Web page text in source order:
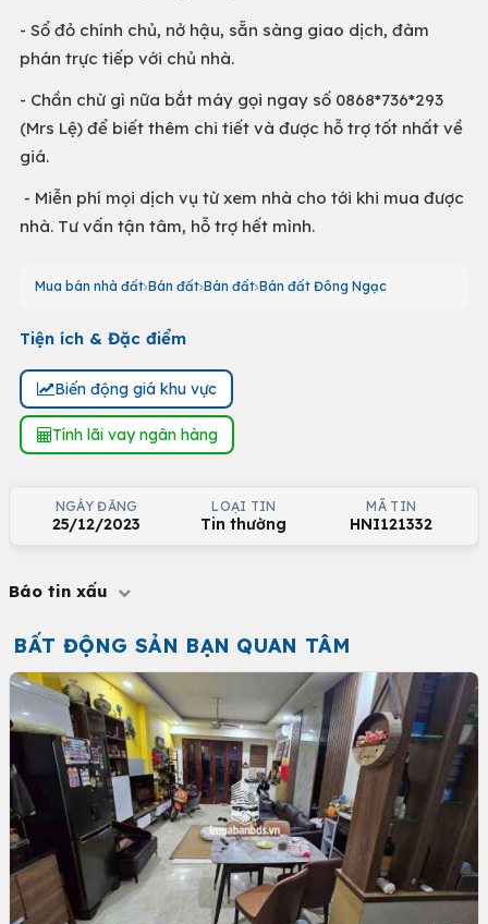
- Sổ đỏ chính chủ, nở hậu, sẵn sàng giao dịch, đàm
phán trực tiếp với chủ nhà.
- Chần chừ gì nữa bắt máy gọi ngay số 0868*736*293
(Mrs Lệ) để biết thêm chi tiết và được hỗ trợ tốt nhất về
giá.
- Miễn phí mọi dịch vụ từ xem nhà cho tới khi mua được
nhà. Tư vấn tận tâm, hỗ trợ hết mình.
Mua bán nhà đất Bán đất Bán đất Bán đất Đông Ngạc
Tiện ích & Đặc điểm
Biến động giá khu vực
Tính lãi vay ngân hàng
NGÀY ĐĂNG
25/12/2023
LOẠI TIN
Tin thường
MÃ TIN
HNI121332
Báo tin xấu
BẤT ĐỘNG SẢN BẠN QUAN TÂM